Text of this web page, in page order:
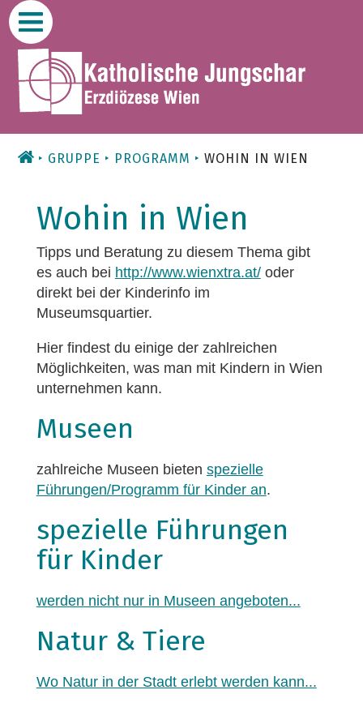
Zum
Inhalt
GRUPPE PROGRAMM WOHIN IN WIEN
Wohin in Wien
Tipps und Beratung zu diesem Thema gibt
es auch bei http://www.wienxtra.at/oder
direkt bei der Kinderinfo im
Museumsquartier.
Hier findest du einige der zahlreichen
Möglichkeiten, was man mit Kindern in Wien
unternehmen kann.
Museen
zahlreiche Museen bieten spezielle
Führungen/Programm für Kinder an.
spezielle Führungen
für Kinder
werden nicht nur in Museen angeboten...
Natur & Tiere
Wo Natur in der Stadt erlebt werden kann...